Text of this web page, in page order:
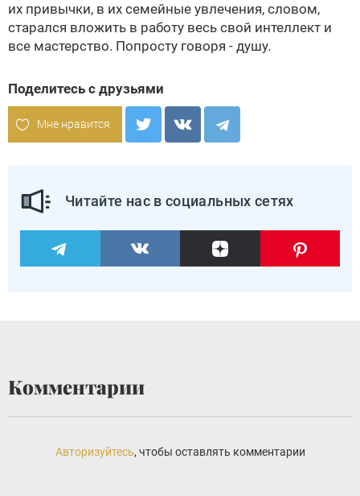
их привычки, в их семейные увлечения, словом,
старался вложить в работу весь свой интеллект и
все мастерство. Попросту говоря - душу.
Поделитесь с друзьями
Мне нравится
Читайте нас в социальных сетях
Комментарии
Авторизуйтесь, чтобы оставлять комментарии